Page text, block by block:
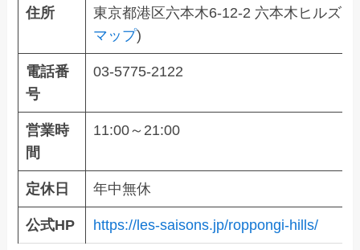
住所
東京都港区六本木6-12-2 六本木ヒルズ
マップ)
電話番
号
03-5775-2122
営業時
間
11:00～21:00
定休日 年中無休
公式HP https://les-saisons.jp/roppongi-hills/